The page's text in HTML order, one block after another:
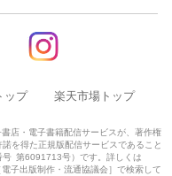
ップ 楽天市場トップ
店・電子書籍配信サービスが、著作権
を得た正規版配信サービスであること
号 第6091713号）です。詳しくは
電子出版制作・流通協議会］で検索して